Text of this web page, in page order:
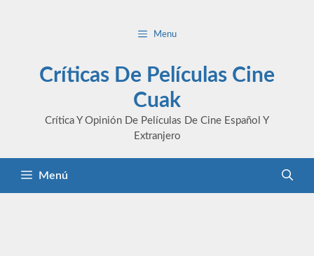
Menu
Críticas De Películas Cine
Cuak
Crítica Y Opinión De Películas De Cine Español Y
Extranjero
Menú